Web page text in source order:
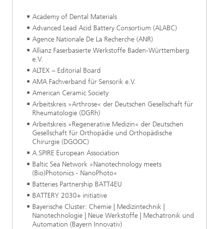
Academy of Dental Materials
Advanced Lead Acid Battery Consortium (ALABC)
Agence Nationale De La Recherche (ANR)
Allianz Faserbasierte Werkstoffe Baden-Württemberg
e.V.
ALTEX – Editorial Board
AMA Fachverband für Sensorik e.V.
American Ceramic Society
Arbeitskreis »Arthrose« der Deutschen Gesellschaft für
Rheumatologie (DGRh)
Arbeitskreis »Regenerative Medizin« der Deutschen
Gesellschaft für Orthopädie und Orthopädische
Chirurgie (DGOOC)
A.SPIRE European Association
Baltic Sea Network »Nanotechnology meets
(Bio)Photonics - NanoPhoto«
Batteries Partnership BATT4EU
BATTERY 2030+ initiative
Bayerische Cluster: Chemie | Medizintechnik |
Nanotechnologie | Neue Werkstoffe | Mechatronik und
Automation (Bayern Innovativ)